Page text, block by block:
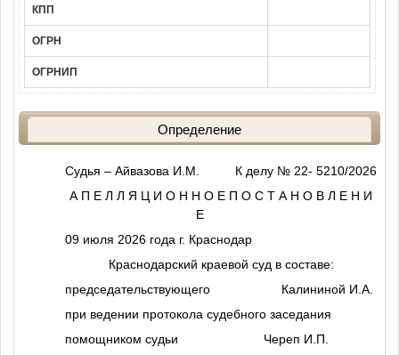
КПП
ОГРН
ОГРНИП
Определение
Судья – Айвазова И.М. К делу № 22- 5210/2026
А П Е Л Л Я Ц И О Н Н О Е П О С Т А Н О В Л Е Н И
Е
09 июля 2026 года г. Краснодар
Краснодарский краевой суд в составе:
председательствующего Калининой И.А.
при ведении протокола судебного заседания
помощником судьи Череп И.П.